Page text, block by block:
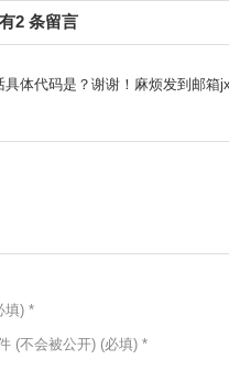
2 条留言
体代码是？谢谢！麻烦发到邮箱
填) *
(不会被公开) (必填) *